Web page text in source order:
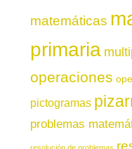
matemáticas
primaria
operaciones
pictogramas
problemas